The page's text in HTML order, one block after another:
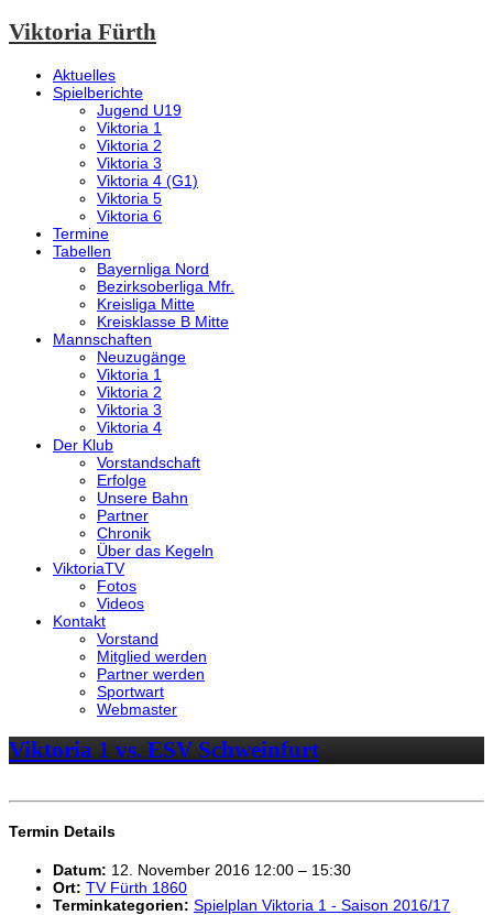
Viktoria Fürth
Aktuelles
Spielberichte
Jugend U19
Viktoria 1
Viktoria 2
Viktoria 3
Viktoria 4 (G1)
Viktoria 5
Viktoria 6
Termine
Tabellen
Bayernliga Nord
Bezirksoberliga Mfr.
Kreisliga Mitte
Kreisklasse B Mitte
Mannschaften
Neuzugänge
Viktoria 1
Viktoria 2
Viktoria 3
Viktoria 4
Der Klub
Vorstandschaft
Erfolge
Unsere Bahn
Partner
Chronik
Über das Kegeln
ViktoriaTV
Fotos
Videos
Kontakt
Vorstand
Mitglied werden
Partner werden
Sportwart
Webmaster
Viktoria 1 vs. ESV Schweinfurt
Termin Details
Datum: 12. November 2016 12:00 – 15:30
Ort: TV Fürth 1860
Terminkategorien: Spielplan Viktoria 1 - Saison 2016/17